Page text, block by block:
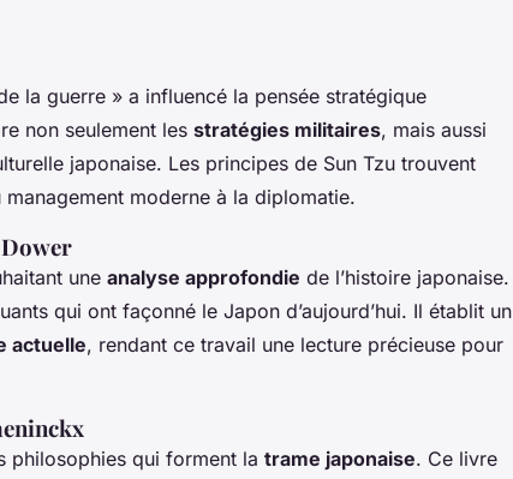
la guerre » a influencé la pensée stratégique
non seulement les stratégies militaires, mais aussi
japonaise. Les principes de Sun Tzu trouvent
moderne à la diplomatie.
Dower
une analyse approfondie de l’histoire japonaise.
qui ont façonné le Japon d’aujourd’hui. Il établit un
actuelle, rendant ce travail une lecture précieuse pour
philosophies qui forment la trame japonaise. Ce livre